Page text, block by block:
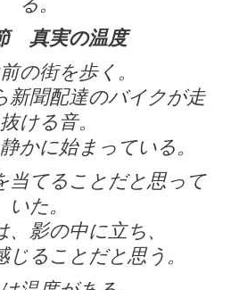
る。
真実の温度
の街を歩く。
新聞配達のバイクが走
ける音。
かに始まっている。
当てることだと思って
いた。
、影の中に立ち、
じることだと思う。